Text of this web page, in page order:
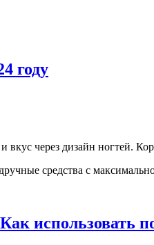
году
и вкус через дизайн
использовать